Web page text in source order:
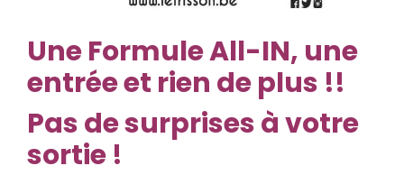
Une Formule All-IN, une
entrée et rien de plus !!
Pas de surprises à votre
sortie !